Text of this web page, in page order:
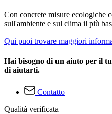
Con concrete misure ecologiche
sull'ambiente e sul clima il più
Qui puoi trovare maggiori
Hai bisogno di un aiuto per il
di aiutarti.
Contatto
Qualità verificata